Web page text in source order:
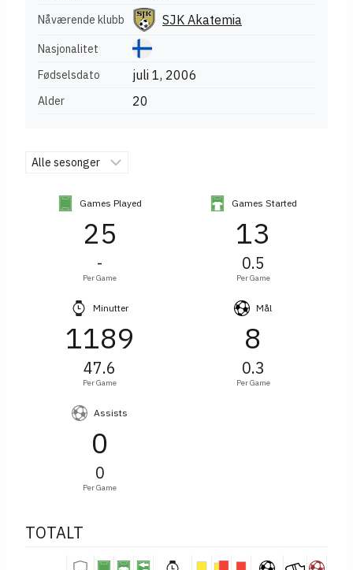
Nåværende klubb SJK Akatemia
Nasjonalitet
Fødselsdato
juli 1, 2006
Alder 20
Games Played
25
-
Per Game
Games Started
13
0.5
Per Game
Minutter
1189
47.6
Per Game
Mål
8
0.3
Per Game
Assists
0
0
Per Game
TOTALT